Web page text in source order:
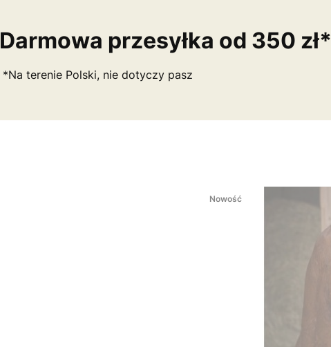
Darmowa przesyłka od 350 zł*
*Na terenie Polski, nie dotyczy pasz
Nowość